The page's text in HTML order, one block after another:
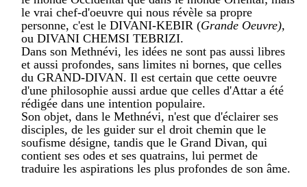
le vrai chef-d'oeuvre qui nous révèle sa propre
personne, c'est le DIVANI-KEBIR (Grande Oeuvre),
ou DIVANI CHEMSI TEBRIZI.
Dans son Methnévi, les idées ne sont pas aussi libres
et aussi profondes, sans limites ni bornes, que celles
du GRAND-DIVAN. Il est certain que cette oeuvre
d'une philosophie aussi ardue que celles d'Attar a été
rédigée dans une intention populaire.
Son objet, dans le Methnévi, n'est que d'éclairer ses
disciples, de les guider sur el droit chemin que le
soufisme désigne, tandis que le Grand Divan, qui
contient ses odes et ses quatrains, lui permet de
traduire les aspirations les plus profondes de son âme.